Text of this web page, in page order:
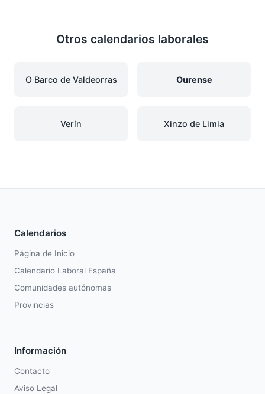
Otros calendarios laborales
O Barco de Valdeorras Ourense
Verín Xinzo de Limia
Calendarios
Página de Inicio
Calendario Laboral España
Comunidades autónomas
Provincias
Información
Contacto
Aviso Legal